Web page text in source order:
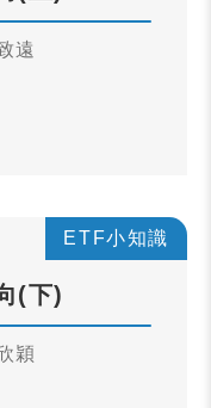
遠
ETF小知識
(下)
穎